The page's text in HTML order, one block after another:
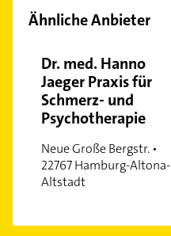
Ähnliche Anbieter
Dr. med. Hanno
Jaeger Praxis für
Schmerz- und
Psychotherapie
Neue Große Bergstr. •
22767 Hamburg-Altona-
Altstadt